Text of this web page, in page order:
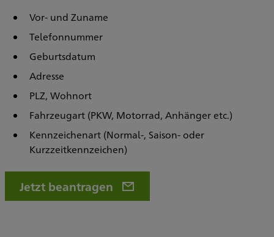
Vor- und Zuname
Telefonnummer
Geburtsdatum
Adresse
PLZ, Wohnort
Fahrzeugart (PKW, Motorrad, Anhänger etc.)
Kennzeichenart (Normal-, Saison- oder
Kurzzeitkennzeichen)
Jetzt beantragen